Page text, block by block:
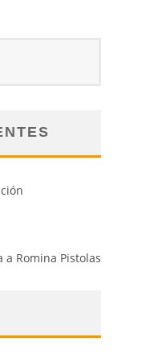
a Romina Pistolas